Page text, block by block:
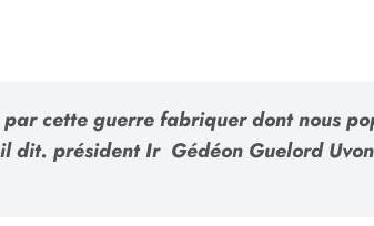
cette guerre fabriquer dont nous
dit. président Ir Gédéon Guelord Uvon